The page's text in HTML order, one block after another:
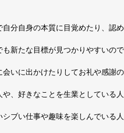
分自身の本質に目覚めたり、認
も新たな目標が見つかりやすいの
いに出かけたりしてお礼や感謝
、好きなことを生業としている
ブい仕事や趣味を楽しんでいる